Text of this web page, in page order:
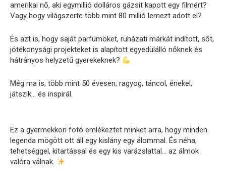
amerikai nő, aki egymillió dolláros gázsit kapott egy filmért?
Vagy hogy világszerte több mint 80 millió lemezt adott el?
És azt is, hogy saját parfümöket, ruházati márkát indított, sőt,
jótékonysági projekteket is alapított egyedülálló nőknek és
hátrányos helyzetű gyerekeknek?
Még ma is, több mint 50 évesen, ragyog, táncol, énekel,
játszik… és inspirál.
Ez a gyermekkori fotó emlékeztet minket arra, hogy minden
legenda mögött ott áll egy kislány egy álommal. És néha,
tehetséggel, kitartással és egy kis varázslattal… az álmok
valóra válnak.